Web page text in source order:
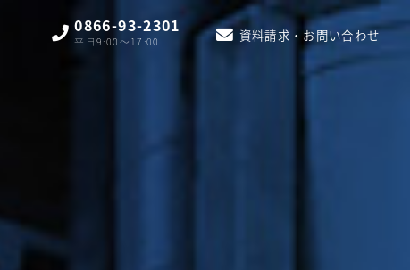
0866-93-2301
平日9:00〜17:00 資料請求・お問い合わせ